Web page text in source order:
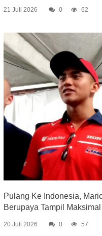
21 Juli 2026 0 62
Pulang Ke Indonesia,
Berupaya Tampil
20 Juli 2026 0 57